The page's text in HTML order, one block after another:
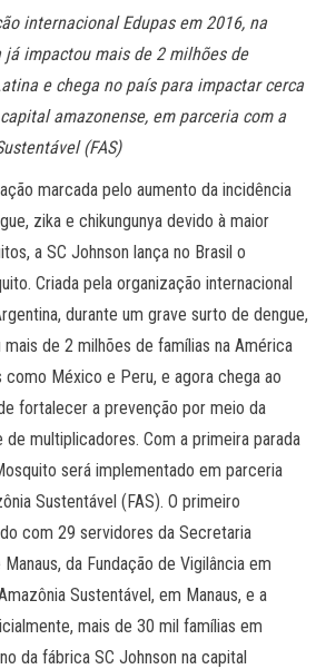
internacional Edupas em 2016, na
impactou mais de 2 milhões de
e chega no país para impactar cerca
amazonense, em parceria com a
(FAS)
marcada pelo aumento da incidência
zika e chikungunya devido à maior
a SC Johnson lança no Brasil o
Criada pela organização internacional
durante um grave surto de dengue,
de 2 milhões de famílias na América
como México e Peru, e agora chega ao
​​fortalecer a prevenção por meio da
multiplicadores. Com a primeira parada
será implementado em parceria
Sustentável (FAS). O primeiro
com 29 servidores da Secretaria
da Fundação de Vigilância em
Sustentável, em Manaus, e a
mais de 30 mil famílias em
da fábrica SC Johnson na capital